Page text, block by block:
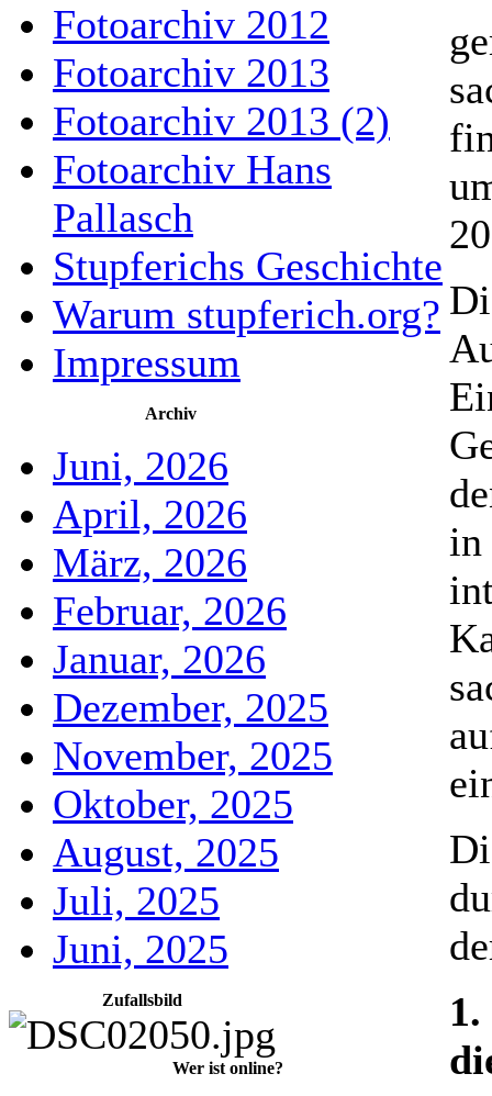
Fotoarchiv 2012
Fotoarchiv 2013
Fotoarchiv 2013 (2)
Fotoarchiv Hans
Pallasch
Stupferichs Geschichte
Warum stupferich.org?
Impressum
Archiv
Juni, 2026
April, 2026
März, 2026
Februar, 2026
Januar, 2026
Dezember, 2025
November, 2025
Oktober, 2025
August, 2025
Juli, 2025
Juni, 2025
Zufallsbild
Wer ist online?
in